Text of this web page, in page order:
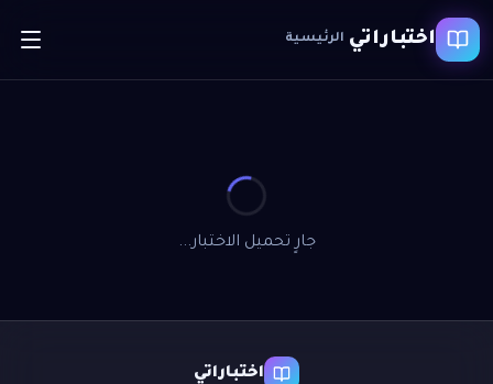
اختباراتي الرئيسية
جارٍ تحميل الاختبار...
اختباراتي